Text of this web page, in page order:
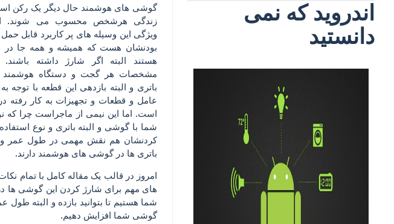
اندروید که نمی
دانستید
گوشی های هوشمند حال دیگر یک رکن
زندگی هرشخص محسوب می شوند.
ویژگی این وسیله های پر کاربرد قابل حمل
بودنشان هست که همیشه و همه جا
هستند البته اگر شارژ داشته باشند.
مشخصات هر گجت و دستگاه
باتری و البته بازدهی این قطعه با توجه
عامل و قطعات و تجهیزات به کار رفته
است. اما این نیمی از ماجراست چرا که
شما با گوشی و البته باتری و نوع
کردنشان هم نقش مهمی در طول عمر و
باتری ها در گوشی های هوشمند دارند.
امروز در قالب یک مقاله کامل با تمام
های مهم برای شارژ کردن این گوشی ها
شما هستیم تا بتوانید بازده و البته طول
گوشی شما افزایش دهیم.